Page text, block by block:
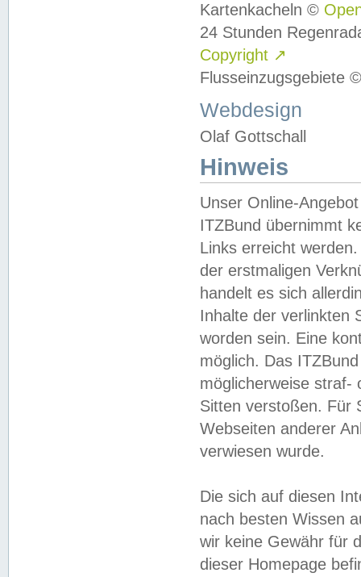
Kartenkacheln ©
24 Stunden
Copyright ↗
Flusseinzugsgebiete
Webdesign
Olaf Gottschall
Hinweis
Unser Online-
ITZBund übernimmt
Links erreicht
der erstmaligen
handelt es sich
Inhalte der verlinkten
worden sein. Eine
möglich. Das
möglicherweise straf-
Sitten verstoßen. Für
Webseiten anderer
verwiesen wurde.
Die sich auf diesen
nach besten Wissen
wir keine Gewähr für
dieser Homepage